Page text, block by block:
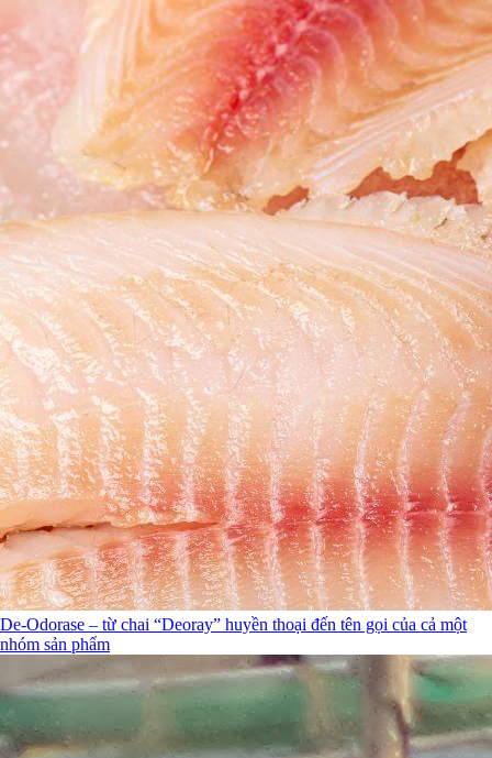
De-Odorase – từ chai “Deoray” huyền thoại đến tên gọi của cả một
nhóm sản phẩm